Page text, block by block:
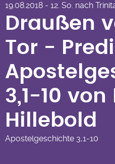
Tor -
3,1-10 von
Hillebold
19.08.2018 - 12. So. nach
Draußen
Tor -
3,1-10 von
Hillebold
Apostelgeschichte 3,1-10